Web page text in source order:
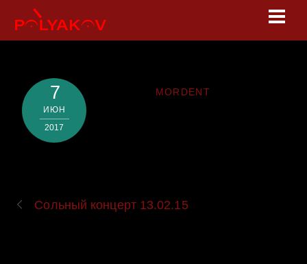
7
ИЮН
2017
MORDENT
Сольный концерт 13.02.15